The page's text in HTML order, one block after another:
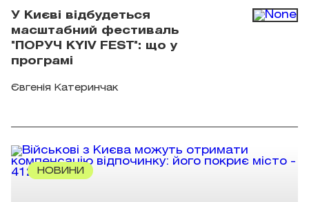
У Києві відбудеться
масштабний фестиваль
"ПОРУЧ KYIV FEST": що у
програмі
Євгенія Катеринчак
НОВИНИ